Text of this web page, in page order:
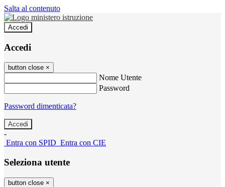
Salta al contenuto
Accedi
Accedi
button close ×
Nome Utente
Password
Password dimenticata?
-
Entra con SPID Entra con CIE
Seleziona utente
button close ×